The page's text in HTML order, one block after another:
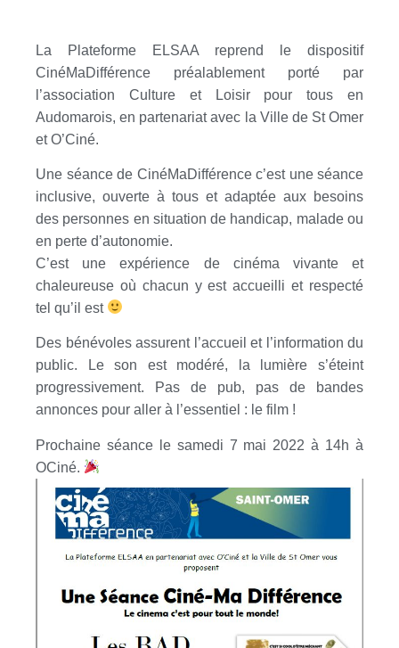
La Plateforme ELSAA reprend le dispositif
CinéMaDifférence préalablement porté par
l’association Culture et Loisir pour tous en
Audomarois, en partenariat avec la Ville de St Omer
et O’Ciné.
Une séance de CinéMaDifférence c’est une séance
inclusive, ouverte à tous et adaptée aux besoins
des personnes en situation de handicap, malade ou
en perte d’autonomie.
C’est une expérience de cinéma vivante et
chaleureuse où chacun y est accueilli et respecté
tel qu’il est
Des bénévoles assurent l’accueil et l’information du
public. Le son est modéré, la lumière s’éteint
progressivement. Pas de pub, pas de bandes
annonces pour aller à l’essentiel : le film !
Prochaine séance le samedi 7 mai 2022 à 14h à
OCiné.